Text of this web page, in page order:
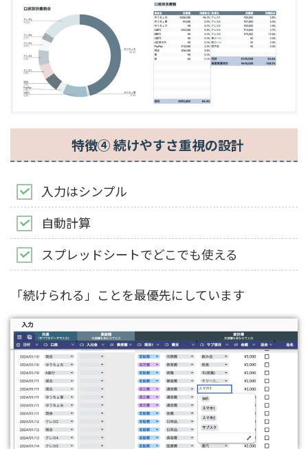
特徴④ 続けやすさ重視の設計
入力はシンプル
自動計算
スプレッドシートでどこでも使える
「続けられる」ことを最優先にしています